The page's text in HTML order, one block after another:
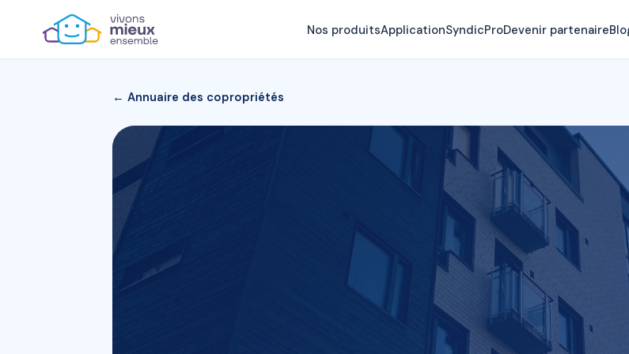
Nos produitsApplicationSyndicProDevenir partenaire
← Annuaire des copropriétés